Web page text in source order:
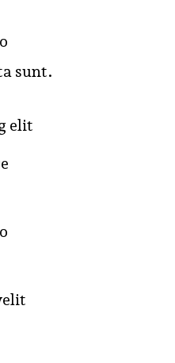
sunt.
elit